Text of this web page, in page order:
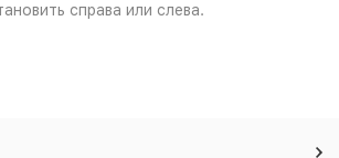
справа или слева.